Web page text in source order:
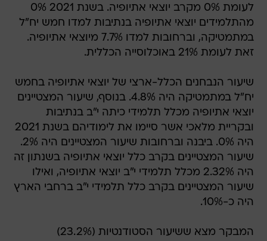
לעומת 0% מקרב יוצאי אתיופיה. בשנת 2021 0%
מהתלמידים יוצאי אתיופיה בנתיבות למדו חמש יח"ל
במתמטיקה, וברחובות למדו 7.7% מיוצאי אתיופיה.
זאת לעומת 21% באוכלוסייה הכללית.
שיעור הנבחנים הכלל-ארצי של יוצאי אתיופיה בחמש
יח"ל במתמטיקה היה 4.8%. בנוסף, שיעור המצטיינים
יוצאי אתיופיה מכלל תלמידי כיתה י"ב בנתיבות
ובקריית מלאכי אשר סיימו את לימודיהם בשנת 2021
היה 0%. ביבנה וברחובות שיעור המצטיינים היה 2%.
שיעור המצטיינים בקרב כלל יוצאי אתיופיה בשנתון זה
היה 2.32% מכלל תלמידי י"ב יוצאי אתיופיה, ואילו
שיעור המצטיינים בקרב כלל תלמידי י"ב ברחבי הארץ
היה כ-10%.
המבקר מצא ששיעור הסטודנטיות (23.2%)